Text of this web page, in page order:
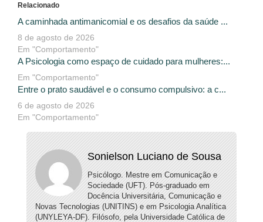
Relacionado
A caminhada antimanicomial e os desafios da saúde ...
8 de agosto de 2026
Em "Comportamento"
A Psicologia como espaço de cuidado para mulheres:...
Em "Comportamento"
Entre o prato saudável e o consumo compulsivo: a c...
6 de agosto de 2026
Em "Comportamento"
Sonielson Luciano de Sousa
Psicólogo. Mestre em Comunicação e
Sociedade (UFT). Pós-graduado em
Docência Universitária, Comunicação e
Novas Tecnologias (UNITINS) e em Psicologia Analítica
(UNYLEYA-DF). Filósofo, pela Universidade Católica de